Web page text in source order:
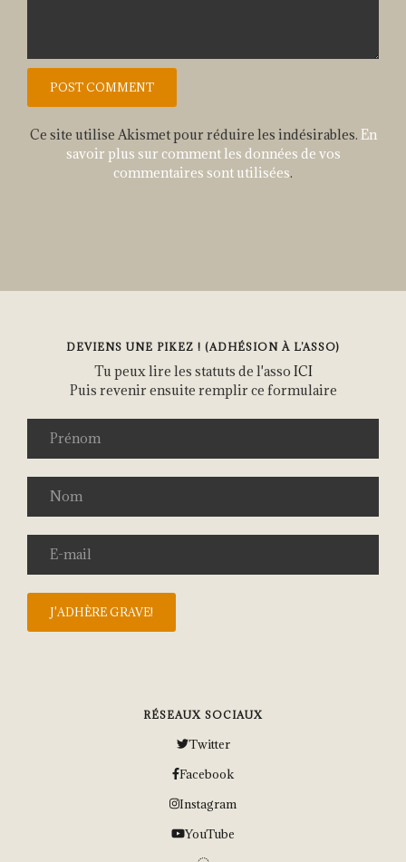
Ce site utilise Akismet pour réduire les indésirables. En
savoir plus sur comment les données de vos
commentaires sont utilisées.
DEVIENS UNE PIKEZ ! (ADHÉSION À L’ASSO)
Tu peux lire les statuts de l'asso ICI
Puis revenir ensuite remplir ce formulaire
RÉSEAUX SOCIAUX
Twitter
Facebook
Instagram
YouTube